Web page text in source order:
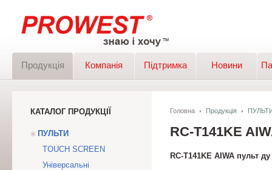
Продукція Компанія Підтримка Новини
КАТАЛОГ ПРОДУКЦІЇ
ПУЛЬТИ
TOUCH SCREEN
Універсальні
Головна Продукція
RC-T141KE
RC-T141KE AIWA пульт ду